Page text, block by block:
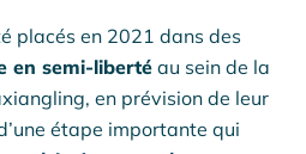
placés en 2021 dans des
en semi-liberté au sein de la
en prévision de leur
étape importante qui